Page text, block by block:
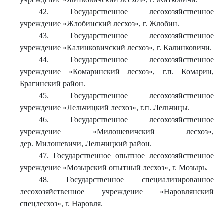
42. Государственное лесохозяйственное
учреждение «Жлобинский лесхоз», г. Жлобин.
43. Государственное лесохозяйственное
учреждение «Калинковичский лесхоз», г. Калинковичи.
44. Государственное лесохозяйственное
учреждение «Комаринский лесхоз», г.п. Комарин,
Брагинский район.
45. Государственное лесохозяйственное
учреждение «Лельчицкий лесхоз», г.п. Лельчицы.
46. Государственное лесохозяйственное
учреждение «Милошевичский лесхоз»,
дер. Милошевичи, Лельчицкий район.
47. Государственное опытное лесохозяйственное
учреждение «Мозырский опытный лесхоз», г. Мозырь.
48. Государственное специализированное
лесохозяйственное учреждение «Наровлянский
спецлесхоз», г. Наровля.